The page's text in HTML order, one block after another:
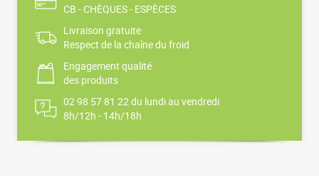
CB - CHÈQUES - ESPÈCES
Livraison gratuite
Respect de la chaîne du froid
Engagement qualité
des produits
02 98 57 81 22 du lundi au vendredi
8h/12h - 14h/18h